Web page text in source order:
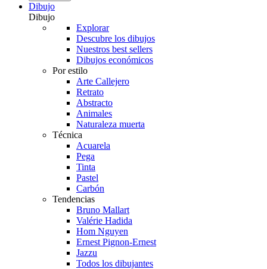
Dibujo
Dibujo
Explorar
Descubre los dibujos
Nuestros best sellers
Dibujos económicos
Por estilo
Arte Callejero
Retrato
Abstracto
Animales
Naturaleza muerta
Técnica
Acuarela
Pega
Tinta
Pastel
Carbón
Tendencias
Bruno Mallart
Valérie Hadida
Hom Nguyen
Ernest Pignon-Ernest
Jazzu
Todos los dibujantes